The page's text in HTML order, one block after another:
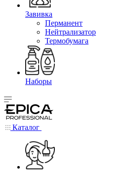
Завивка
Перманент
Нейтрализатор
Термобумага
Наборы
Каталог